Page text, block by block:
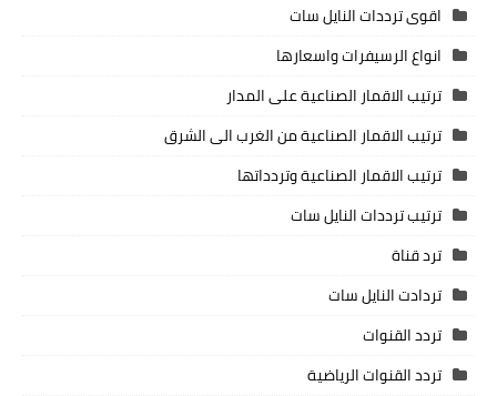
اقوى ترددات النايل سات
انواع الرسيفرات واسعارها
ترتيب الاقمار الصناعية على المدار
ترتيب الاقمار الصناعية من الغرب الى الشرق
ترتيب الاقمار الصناعية وتردداتها
ترتيب ترددات النايل سات
ترد قناة
تردادت النايل سات
تردد القنوات
تردد القنوات الرياضية